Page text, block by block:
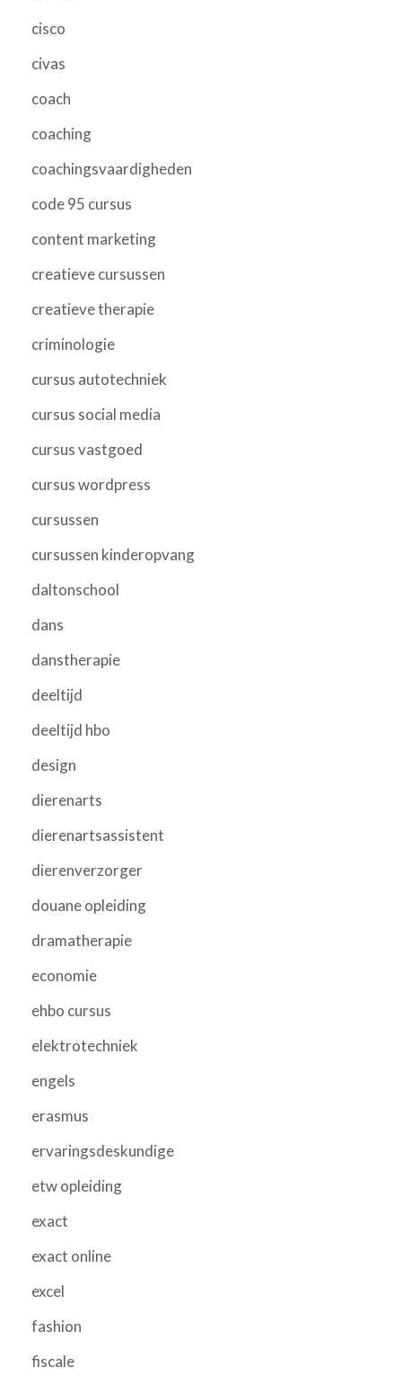
cisco
civas
coach
coaching
coachingsvaardigheden
code 95 cursus
content marketing
creatieve cursussen
creatieve therapie
criminologie
cursus autotechniek
cursus social media
cursus vastgoed
cursus wordpress
cursussen
cursussen kinderopvang
daltonschool
dans
danstherapie
deeltijd
deeltijd hbo
design
dierenarts
dierenartsassistent
dierenverzorger
douane opleiding
dramatherapie
economie
ehbo cursus
elektrotechniek
engels
erasmus
ervaringsdeskundige
etw opleiding
exact
exact online
excel
fashion
fiscale